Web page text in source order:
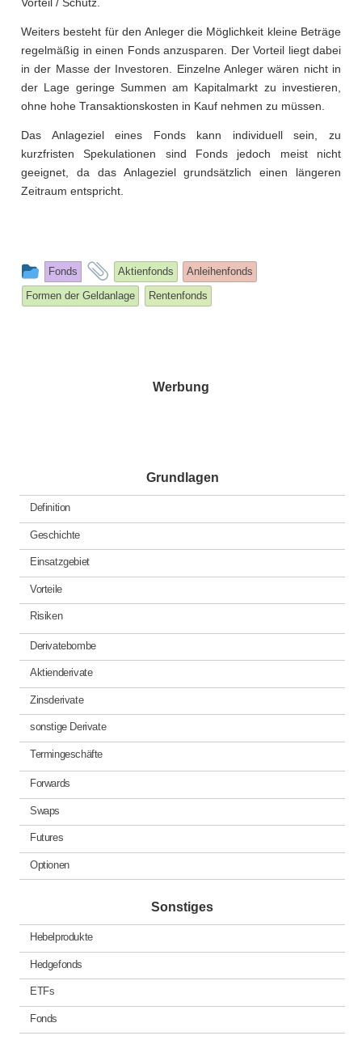
Vorteil / Schutz.
Weiters besteht für den Anleger die Möglichkeit kleine Beträge
regelmäßig in einen Fonds anzusparen. Der Vorteil liegt dabei
in der Masse der Investoren. Einzelne Anleger wären nicht in
der Lage geringe Summen am Kapitalmarkt zu investieren,
ohne hohe Transaktionskosten in Kauf nehmen zu müssen.
Das Anlageziel eines Fonds kann individuell sein, zu
kurzfristen Spekulationen sind Fonds jedoch meist nicht
geeignet, da das Anlageziel grundsätzlich einen längeren
Zeitraum entspricht.
This
entry
was
Fonds
and
tagged
Aktienfonds
Anleihenfonds
Formen der Geldanlage
Rentenfonds
Werbung
Grundlagen
Definition
Geschichte
Einsatzgebiet
Vorteile
Risiken
Derivatebombe
Aktienderivate
Zinsderivate
sonstige Derivate
Termingeschäfte
Forwards
Swaps
Futures
Optionen
Sonstiges
Hebelprodukte
Hedgefonds
ETFs
Fonds